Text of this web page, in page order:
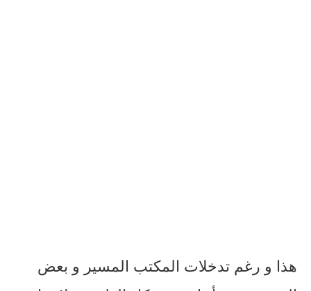
هذا و رغم تدخلات المكتب المسير و بعض